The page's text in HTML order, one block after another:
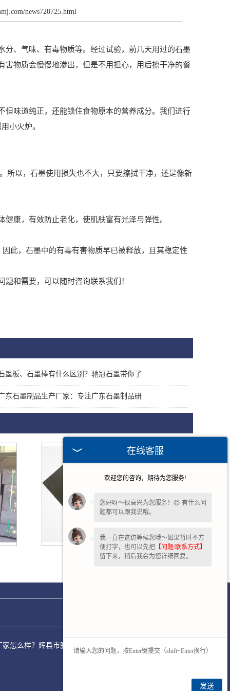
news720725.html
、气味、有毒物质等。经过试验，前几天用过的石墨
物质会慢慢地渗出，但是不用担心，用后擦干净的餐
味道纯正，还能锁住食物原本的营养成分。我们进行
小火炉。
以，石墨使用损失也不大，只要擦拭干净，还是像新
康，有效防止老化，使肌肤富有光泽与弹性。
此，石墨中的有毒有害物质早已被释放，且其稳定性
和需要，可以随时咨询联系我们！
墨板、石墨棒有什么区别？驰冠石墨带你了
东石墨制品生产厂家：专注广东石墨制品研
广东石墨板
怎么样？辉县市驰冠石墨模具制品厂专注承接石墨料盒,石
在线客服
欢迎您的咨询，期待为您服务!
您好呀～很高兴为您服务！😊 有什么问
题都可以跟我说哦。
我一直在这边等候您哦～如果暂时不方
便打字，也可以先把 【问题/联系方式】
留下来，稍后我会为您详细回复。
发送